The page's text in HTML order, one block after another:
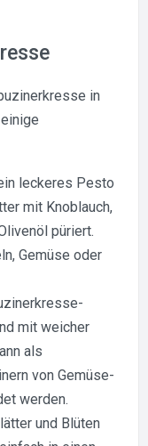
in
leckeres Pesto
mit Knoblauch,
püriert.
Gemüse oder
mit weicher
als
von Gemüse-
werden.
und Blüten